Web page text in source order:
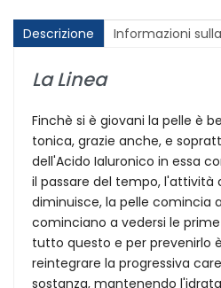
Descrizione Informazioni
La Linea
Finchè si è giovani la pelle è
tonica, grazie anche, e
dell'Acido Ialuronico in essa
il passare del tempo, l'attività
diminuisce, la pelle comincia
cominciano a vedersi le
tutto questo e per prevenirlo
reintegrare la progressiva
sostanza, mantenendo